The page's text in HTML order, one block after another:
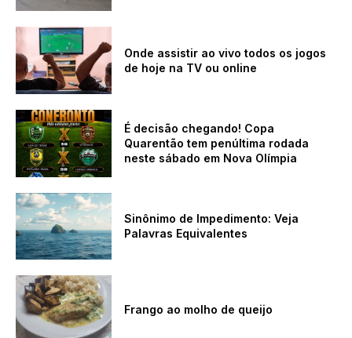
Onde assistir ao vivo todos os jogos
de hoje na TV ou online
É decisão chegando! Copa
Quarentão tem penúltima rodada
neste sábado em Nova Olímpia
Sinônimo de Impedimento: Veja
Palavras Equivalentes
Frango ao molho de queijo